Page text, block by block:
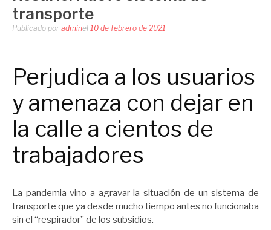
transporte
Publicado por adminel 10 de febrero de 2021
Perjudica a los usuarios
y amenaza con dejar en
la calle a cientos de
trabajadores
La pandemia vino a agravar la situación de un sistema de
transporte que ya desde mucho tiempo antes no funcionaba
sin el “respirador” de los subsidios.